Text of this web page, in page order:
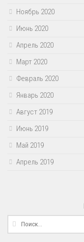
Ноябрь 2020
Июнь 2020
Апрель 2020
Март 2020
Февраль 2020
Январь 2020
Август 2019
Июнь 2019
Май 2019
Апрель 2019
Найти: